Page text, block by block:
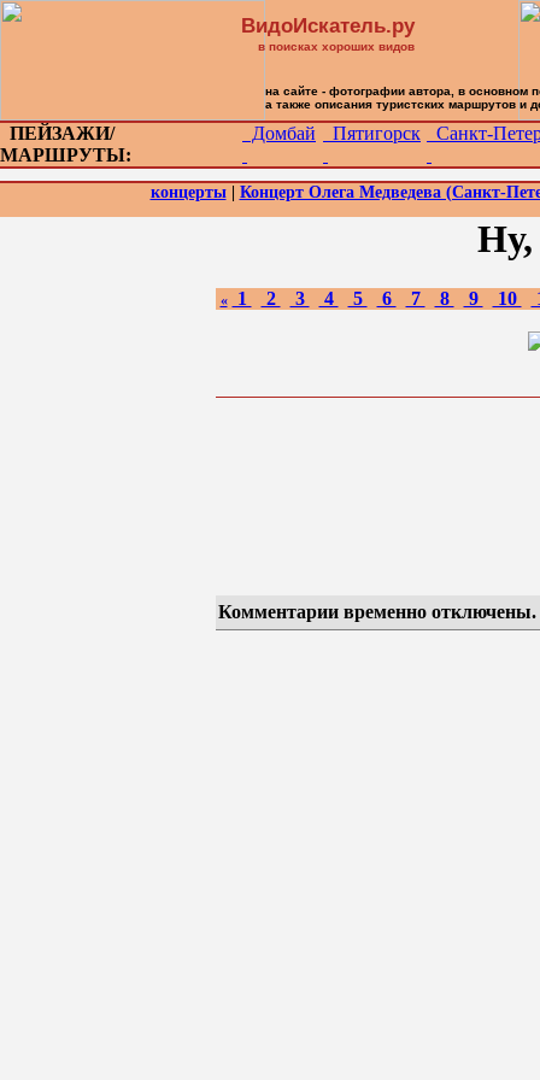
ПЕЙЗАЖИ/
МАРШРУТЫ:
Домбай Пятигорск Санкт-
концерты| Концерт Олега Медведева (Санкт-
Ну,
« 1 2 3 4 5 6 7 8 9 10
Комментарии временно отключены.
ВидоИскатель.ру
в поисках хороших видов
на сайте - фотографии автора, в основном
а также описания туристских маршрутов и